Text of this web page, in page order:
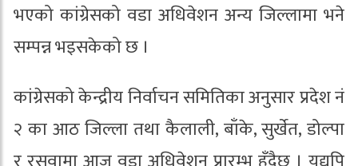
भएको कांग्रेसको वडा अधिवेशन अन्य जिल्लामा भने
सम्पन्न भइसकेको छ ।
कांग्रेसको केन्द्रीय निर्वाचन समितिका अनुसार प्रदेश नं
२ का आठ जिल्ला तथा कैलाली, बाँके, सुर्खेत, डोल्पा